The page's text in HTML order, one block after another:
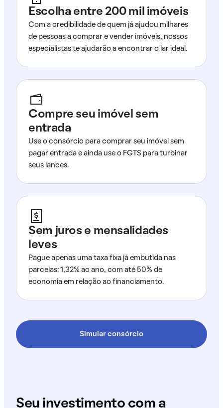
Escolha entre 200 mil imóveis
Com a credibilidade de quem já ajudou milhares
de pessoas a comprar e vender imóveis, nossos
especialistas te ajudarão a encontrar o lar ideal.
Compre seu imóvel sem
entrada
Use o consórcio para comprar seu imóvel sem
pagar entrada e ainda use o FGTS para turbinar
seus lances.
Sem juros e mensalidades
leves
Pague apenas uma taxa fixa já embutida nas
parcelas: 1,32% ao ano, com até 50% de
economia em relação ao financiamento.
Simular consórcio
Seu investimento com a